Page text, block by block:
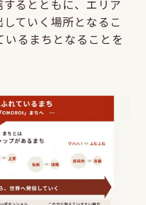
るとともに、エリア
ていく場所となるこ
るまちとなることを